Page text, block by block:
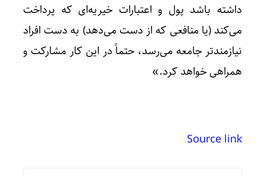
داشته باشد پول و اعتبارات خیریه‌ای که پرداخت
می‌کند (یا منافعی که از دست می‌دهد) به دست افراد
نیازمندتر جامعه می‌رسد، حتماً در این کار مشارکت و
همراهی خواهد کرد.»
Source link